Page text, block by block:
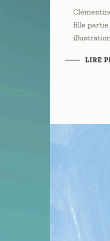
fille partie
LIRE